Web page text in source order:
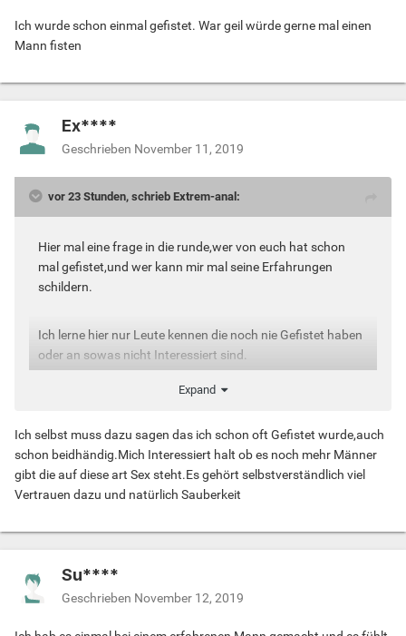
Ich wurde schon einmal gefistet. War geil würde gerne mal einen
Mann fisten
Ex****
Geschrieben November 11, 2019
vor 23 Stunden, schrieb Extrem-anal:
Hier mal eine frage in die runde,wer von euch hat schon
mal gefistet,und wer kann mir mal seine Erfahrungen
schildern.
Ich lerne hier nur Leute kennen die noch nie Gefistet haben
oder an sowas nicht Interessiert sind.
Expand
Ich selbst muss dazu sagen das ich schon oft Gefistet wurde,auch
schon beidhändig.Mich Interessiert halt ob es noch mehr Männer
gibt die auf diese art Sex steht.Es gehört selbstverständlich viel
Vertrauen dazu und natürlich Sauberkeit
Su****
Geschrieben November 12, 2019